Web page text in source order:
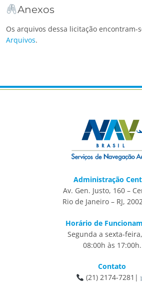
Anexos
Os arquivos dessa licitação encontram-
Arquivos.
Administração
Av. Gen. Justo, 160 –
Rio de Janeiro – RJ,
Horário de
Segunda a sexta-
08:00h às 17:00h.
Contato
(21) 2174-7281|